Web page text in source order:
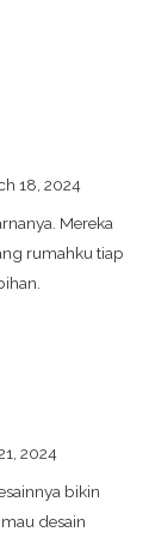
18, 2024
Mereka
rumahku tiap
2024
bikin
desain